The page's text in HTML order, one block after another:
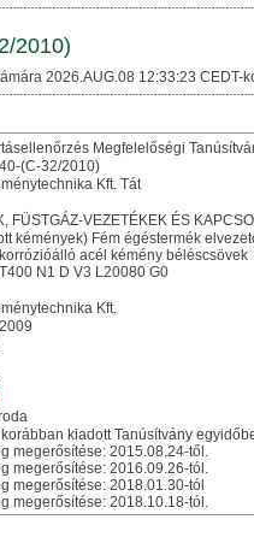
2010)
2026.AUG.08 12:33:23 CEDT-
Megfelelőségi
(C-32/2010)
Kft. Tát
FÜSTGÁZ-VEZETÉKEK ÉS
kémények) Fém égéstermék
acél kémény béléscsövek
N1 D V3 L20080 G0
Kft.
kiadott Tanúsítvány
megerősítése: 2015.08.24-től.
megerősítése: 2016.09.26-tól.
megerősítése: 2018.01.30-tól
megerősítése: 2018.10.18-tól.